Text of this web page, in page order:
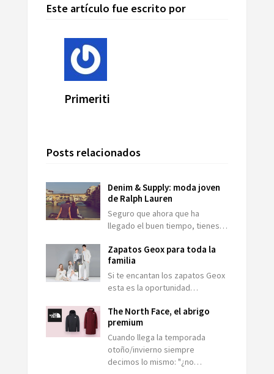
Este artículo fue escrito por
Primeriti
Posts relacionados
Denim & Supply: moda joven
de Ralph Lauren
Seguro que ahora que ha
llegado el buen tiempo, tienes…
Zapatos Geox para toda la
familia
Si te encantan los zapatos Geox
esta es la oportunidad…
The North Face, el abrigo
premium
Cuando llega la temporada
otoño/invierno siempre
decimos lo mismo: "¿no…